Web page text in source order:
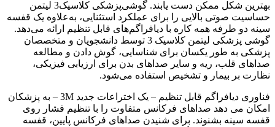
بهترین شکل ممکن دست یابند. گوشی‌پزشکی کلاسیک3 لیتمن
حساسیت صوتی بالایی را برای عملکرد استثنایی، به‌علاوه یک قفسه
سینه دو طرفه همه کاره با دیافراگم‌های قابل تنظیم ارائه می‌دهد.
گوشی‌ پزشکی لیتمن کلاسیک 3 توسط دانشجویان و متخصصان
پزشکی به طور یکسان برای شناسایی، گوش دادن و مطالعه
صداهای قلب، ریه و سایر صداهای بدن برای ارزیابی فیزیکی،
نظارت بر بیمار و تشخیص استفاده می‌شود.
فناوری دیافراگم قابل تنظیم – یک اختراعات جدید 3M – به پزشکان
امکان می دهد صداهای فرکانس متفاوت را با تنظیم فشار روی
قفسه سینه بشنوند. برای شنیدن صداهای فرکانس پایین، قفسه